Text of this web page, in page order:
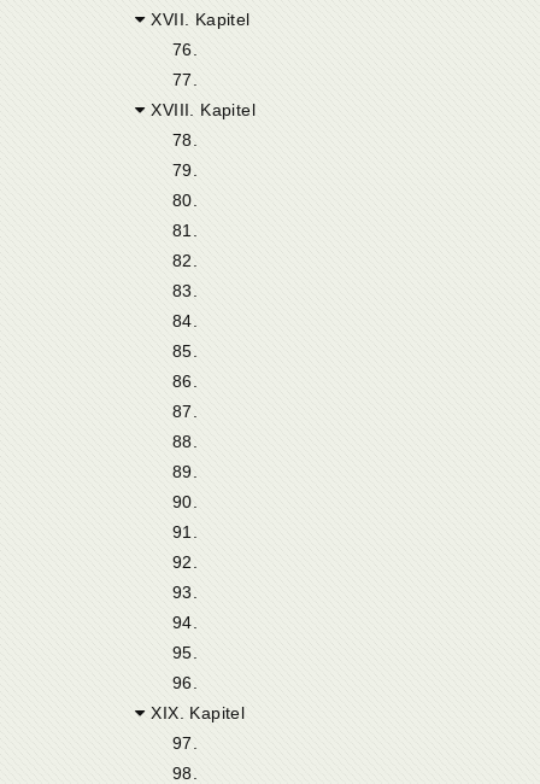
XVII. Kapitel
76.
77.
XVIII. Kapitel
78.
79.
80.
81.
82.
83.
84.
85.
86.
87.
88.
89.
90.
91.
92.
93.
94.
95.
96.
XIX. Kapitel
97.
98.